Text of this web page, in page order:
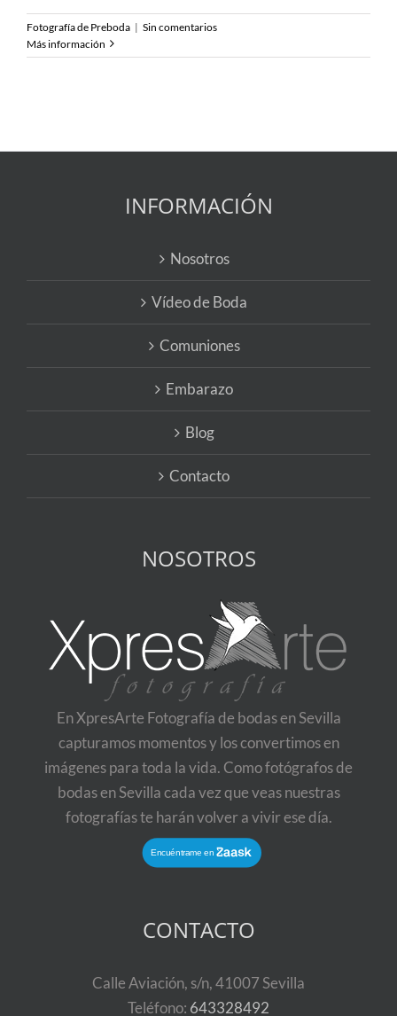
Fotografía de Preboda | Sin comentarios
Más información
INFORMACIÓN
Nosotros
Vídeo de Boda
Comuniones
Embarazo
Blog
Contacto
NOSOTROS
En XpresArte Fotografía de bodas en Sevilla
capturamos momentos y los convertimos en
imágenes para toda la vida. Como fotógrafos de
bodas en Sevilla cada vez que veas nuestras
fotografías te harán volver a vivir ese día.
CONTACTO
Calle Aviación, s/n, 41007 Sevilla
Teléfono: 643328492